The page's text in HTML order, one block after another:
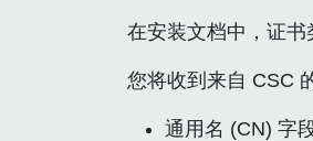
在安装文档中，证书
您将收到来自 CSC
通用名 (CN) 字